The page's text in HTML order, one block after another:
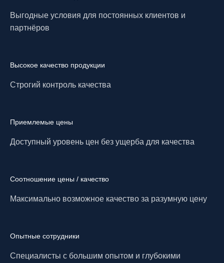
Выгодные условия для постоянных клиентов и
партнёров
Высокое качество продукции
Строгий контроль качества
Приемлемые цены
Доступный уровень цен без ущерба для качества
Соотношение цены / качество
Максимально возможное качество за разумную цену
Опытные сотрудники
Специалисты с большим опытом и глубокими